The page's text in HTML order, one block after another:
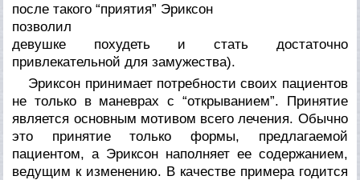
после такого “приятия” Эриксон
позволил
девушке похудеть и стать дос­таточно
привлекательной для замужества).
Эриксон принимает потребности своих пациентов
не только в маневрах с “открыванием”. Принятие
является основным моти­вом всего лечения. Обычно
это принятие только формы, пред­лагаемой
пациентом, а Эриксон наполняет ее содержанием,
ве­дущим к изменению. В качестве примера годится